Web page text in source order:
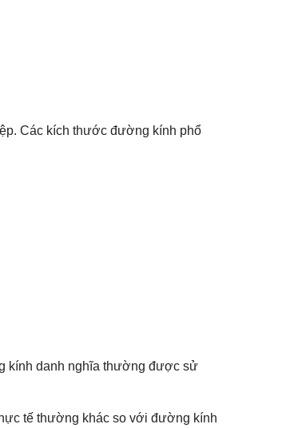
Các kích thước đường kính phổ
kính danh nghĩa thường được sử
tế thường khác so với đường kính